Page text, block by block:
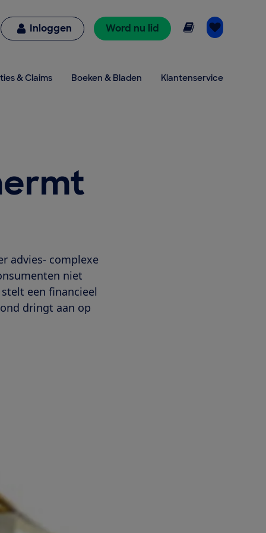
Inloggen Word nu lid Online lezen
& Claims Boeken & Bladen Klantenservice
advies- complexe
niet
een financieel
dringt aan op